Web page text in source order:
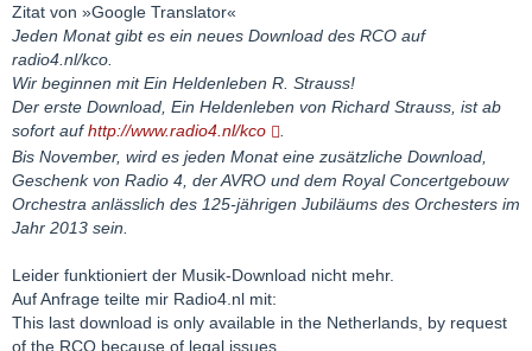
De eerste download,Ein Heldenleben
nu beschikbaar op www.radio4.nl/kco
.
Tot november komt er iedere maand een extra download bij, als
cadeau van Radio 4, de AVRO en het Koninklijk
Concertgebouworkest ter gelegenheid van het 125-jarig bestaan
van het orkest in 2013.
Zitat von »Google Translator«
Jeden Monat gibt es ein neues Download des RCO auf
radio4.nl/kco.
Wir beginnen mit Ein Heldenleben R. Strauss!
Der erste Download, Ein Heldenleben von Richard Strauss, ist ab
sofort aufhttp://www.radio4.nl/kco
Bis November, wird es jeden Monat eine zusätzliche Download,
Geschenk von Radio 4, der AVRO und dem Royal Concertgebouw
Orchestra anlässlich des 125-jährigen Jubiläums des Orchesters im
Jahr 2013 sein.
Leider funktioniert der Musik-Download nicht mehr.
Auf Anfrage teilte mir Radio4.nl mit:
This last download is only available in the Netherlands, by request
of the RCO because of legal issues.